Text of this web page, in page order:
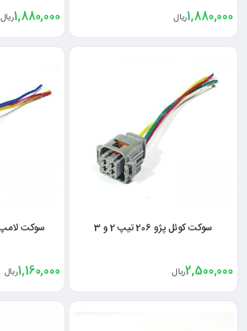
1,880,000ریال 1,880,000ریال
سوکت کوئل پژو 206 تیپ 2 و 3
2,500,000ریال 1,160,000ریال